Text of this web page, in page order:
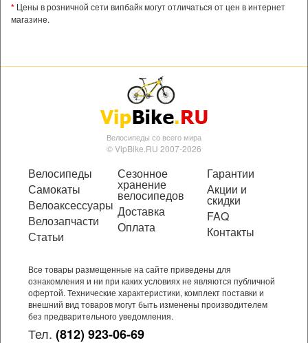
* Цены в розничной сети випбайк могут отличаться от цен в интернет
магазине.
Велосипеды со всего мира
© VipBike.RU 2007-2026
Велосипеды
Самокаты
Велоаксессуары
Велозапчасти
Статьи
Сезонное
хранение
велосипедов
Доставка
Оплата
Гарантии
Акции и
скидки
FAQ
Контакты
Все товары размещенные на сайте приведены для
ознакомления и ни при каких условиях не являются публичной
офертой. Технические характеристики, комплект поставки и
внешний вид товаров могут быть изменены производителем
без предварительного уведомления.
Тел. (812) 923-06-69